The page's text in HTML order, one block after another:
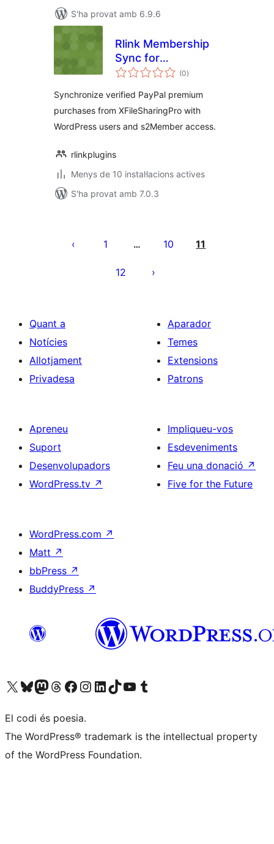
S'ha provat amb 6.9.6
Rlink Membership
Sync for
XFileSharingPro
(0puntuacions
totals
)
Synchronize verified PayPal premium
purchases from XFileSharingPro with
WordPress users and s2Member access.
rlinkplugins
Menys de 10 instal·lacions actives
S'ha provat amb 7.0.3
entrades
1 … 10 11
12
Quant a
Notícies
Allotjament
Privadesa
Aparador
Temes
Extensions
Patrons
Apreneu
Suport
Desenvolupadors
WordPress.tv ↗
Impliqueu-vos
Esdeveniments
Feu una donació ↗
Five for the Future
WordPress.com ↗
Matt ↗
bbPress ↗
BuddyPress ↗
Visiteu el nostre compte X (abans Twitter)
Visiteu el nostre compte de Bluesky
Visiteu el nostre compte al Mastodon
Visiteu el nostre compte de Threads
Visiteu la nostra pàgina al Facebook
Visiteu el nostre compte d'Instagram
Visiteu el nostre compte de LinkedIn
Visiteu el nostre compte de TikTok
Visiteu el nostre canal al YouTube
Visiteu el nostre compte de Tumblr
El codi és poesia.
The WordPress® trademark is the intellectual property
of the WordPress Foundation.